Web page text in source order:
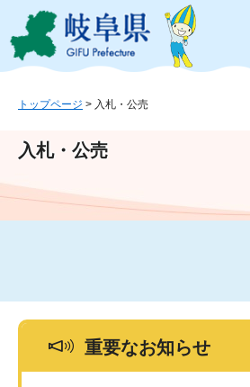
ジ
ュ
文
このページの本文へ
トップページ > 入札・公売
入札・公売
重要なお知らせ